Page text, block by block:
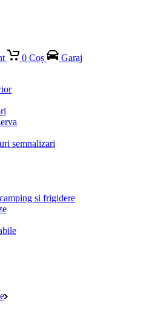
0 Coș
Garaj
semnalizari
si frigidere